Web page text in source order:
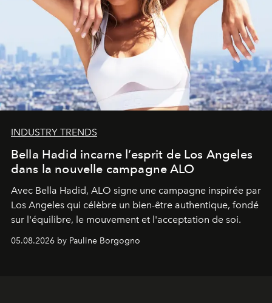
INDUSTRY TRENDS
Bella Hadid incarne l’esprit de Los Angeles
dans la nouvelle campagne ALO
Avec Bella Hadid, ALO signe une campagne inspirée par
Los Angeles qui célèbre un bien-être authentique, fondé
sur l'équilibre, le mouvement et l'acceptation de soi.
05.08.2026 by Pauline Borgogno